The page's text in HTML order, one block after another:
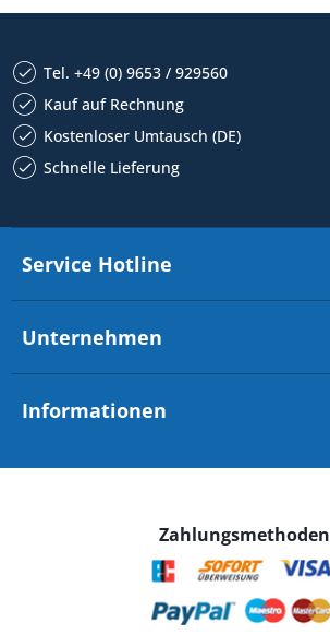
Tel. +49 (0) 9653 / 929560
Kauf auf Rechnung
Kostenloser Umtausch (DE)
Schnelle Lieferung
Service Hotline
Unternehmen
Informationen
Zahlungsmethoden